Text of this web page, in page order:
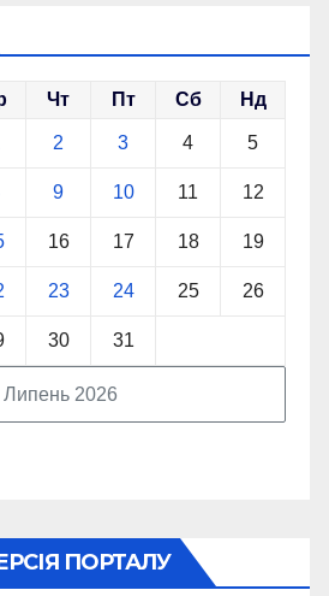
Липень 2026
Чт Пт Сб Нд
2 3 4 5
9 10 11 12
16 17 18 19
23 24 25 26
30 31
ПОРТАЛУ